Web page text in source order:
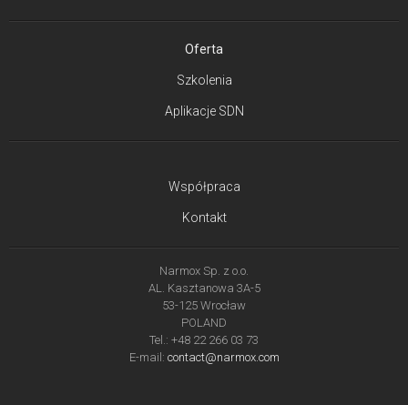
Oferta
Szkolenia
Aplikacje SDN
Współpraca
Kontakt
Narmox Sp. z o.o.
AL. Kasztanowa 3A-5
53-125 Wrocław
POLAND
Tel.: +48 22 266 03 73
E-mail: contact@narmox.com